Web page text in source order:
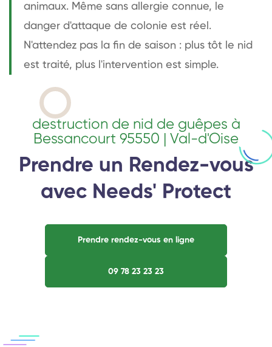
animaux. Même sans allergie connue, le
danger d'attaque de colonie est réel.
N'attendez pas la fin de saison : plus tôt le nid
est traité, plus l'intervention est simple.
destruction de nid de guêpes à
Bessancourt 95550 | Val-d'Oise
Prendre un Rendez-vous
avec Needs' Protect
Prendre rendez-vous en ligne
09 78 23 23 23